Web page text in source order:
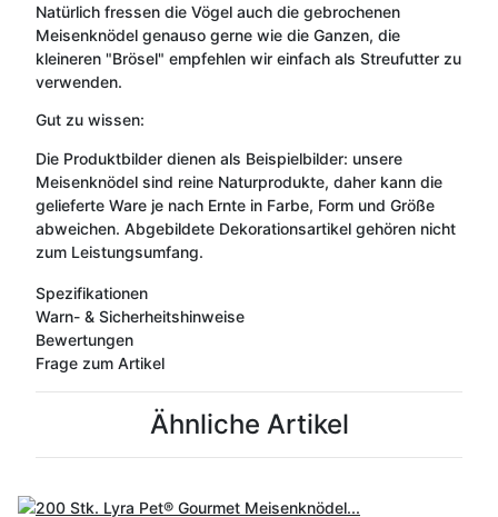
Natürlich fressen die Vögel auch die gebrochenen
Meisenknödel genauso gerne wie die Ganzen, die
kleineren "Brösel" empfehlen wir einfach als Streufutter zu
verwenden.
Gut zu wissen:
Die Produktbilder dienen als Beispielbilder: unsere
Meisenknödel sind reine Naturprodukte, daher kann die
gelieferte Ware je nach Ernte in Farbe, Form und Größe
abweichen. Abgebildete Dekorationsartikel gehören nicht
zum Leistungsumfang.
Spezifikationen
Warn- & Sicherheitshinweise
Bewertungen
Frage zum Artikel
Ähnliche Artikel